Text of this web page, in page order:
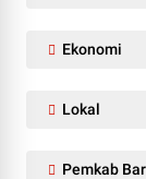
Ekonomi
Lokal
Pemkab